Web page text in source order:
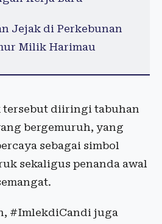
Jejak di Perkebunan
Milik Harimau
tersebut diiringi tabuhan
bergemuruh, yang
sebagai simbol
sekaligus penanda awal
#ImlekdiCandi juga